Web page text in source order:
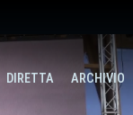
DIRETTA ARCHIVIO